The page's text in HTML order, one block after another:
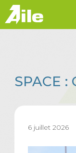
Aller
contenu
SPACE :
6 juillet 2026